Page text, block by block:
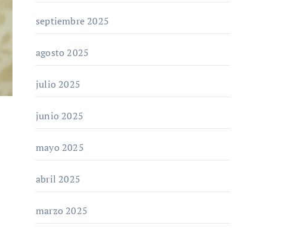
septiembre 2025
agosto 2025
julio 2025
junio 2025
mayo 2025
abril 2025
marzo 2025